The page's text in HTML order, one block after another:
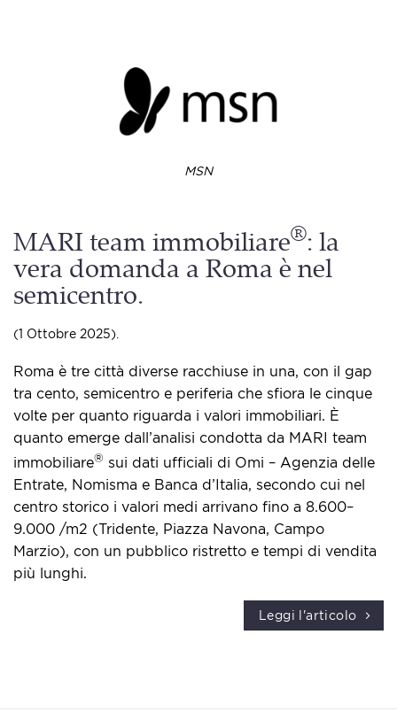
MSN
MARI team immobiliare®: la
vera domanda a Roma è nel
semicentro.
(1 Ottobre 2025).
Roma è tre città diverse racchiuse in una, con il gap
tra cento, semicentro e periferia che sfiora le cinque
volte per quanto riguarda i valori immobiliari. È
quanto emerge dall’analisi condotta da MARI team
immobiliare® sui dati ufficiali di Omi – Agenzia delle
Entrate, Nomisma e Banca d’Italia, secondo cui nel
centro storico i valori medi arrivano fino a 8.600–
9.000 ​/m2 (Tridente, Piazza Navona, Campo
Marzio), con un pubblico ristretto e tempi di vendita
più lunghi.
Leggi l'articolo